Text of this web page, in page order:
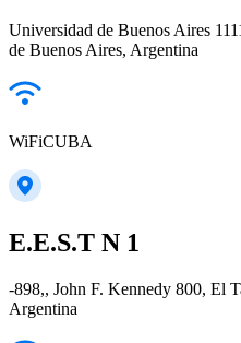
Universidad de Buenos Aires
de Buenos Aires, Argentina
WiFiCUBA
E.E.S.T N 1
-898,, John F. Kennedy 800, El
Argentina